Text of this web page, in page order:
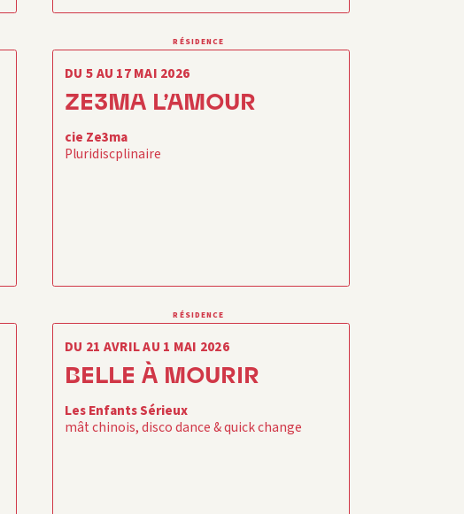
RÉSIDENCE
DU 5 AU 17 MAI 2026
ZE3MA L’AMOUR
cie Ze3ma
Pluridiscplinaire
RÉSIDENCE
DU 21 AVRIL AU 1 MAI 2026
BELLE À MOURIR
Les Enfants Sérieux
mât chinois, disco dance & quick change